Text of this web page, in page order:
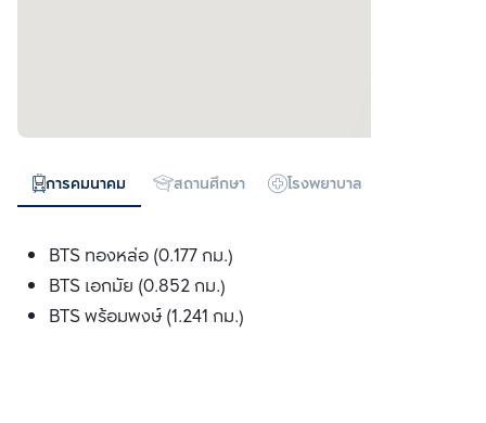
การคมนาคม สถานศึกษา โรงพยาบาล
BTS ทองหล่อ (0.177 กม.)
BTS เอกมัย (0.852 กม.)
BTS พร้อมพงษ์ (1.241 กม.)